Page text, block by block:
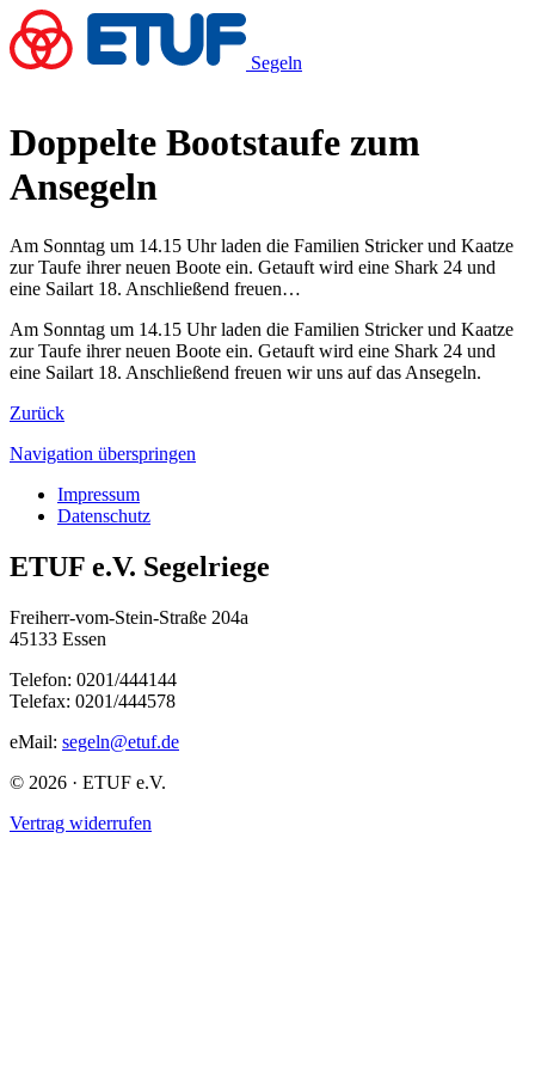
Segeln
Doppelte Bootstaufe zum
Ansegeln
Am Sonntag um 14.15 Uhr laden die Familien Stricker und Kaatze
zur Taufe ihrer neuen Boote ein. Getauft wird eine Shark 24 und
eine Sailart 18. Anschließend freuen…
Am Sonntag um 14.15 Uhr laden die Familien Stricker und Kaatze
zur Taufe ihrer neuen Boote ein. Getauft wird eine Shark 24 und
eine Sailart 18. Anschließend freuen wir uns auf das Ansegeln.
Zurück
Navigation überspringen
Impressum
Datenschutz
ETUF e.V. Segelriege
Freiherr-vom-Stein-Straße 204a
45133 Essen
Telefon: 0201/444144
Telefax: 0201/444578
eMail: segeln@etuf.de
© 2026 · ETUF e.V.
Vertrag widerrufen